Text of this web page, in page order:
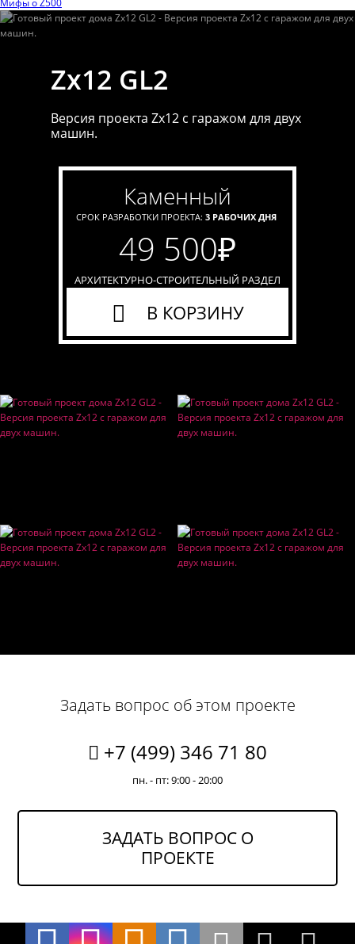
Мифы o Z500
Zx12 GL2
Версия проекта Zx12 с гаражом для двух
машин.
каменный
СРОК РАЗРАБОТКИ ПРОЕКТА: 3 РАБОЧИХ ДНЯ
49 500₽
АРХИТЕКТУРНО-СТРОИТЕЛЬНЫЙ РАЗДЕЛ
В КОРЗИНУ
Задать вопрос об этом проекте
+7 (499) 346 71 80
пн. - пт: 9:00 - 20:00
ЗАДАТЬ ВОПРОС О
ПРОЕКТЕ